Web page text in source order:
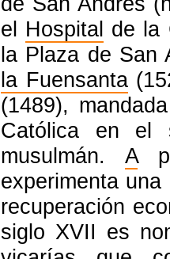
el Hospital de la
la Plaza de San
la Fuensanta
(1489),
Católica en el
musulmán. A
experimenta
recuperación
siglo XVII es